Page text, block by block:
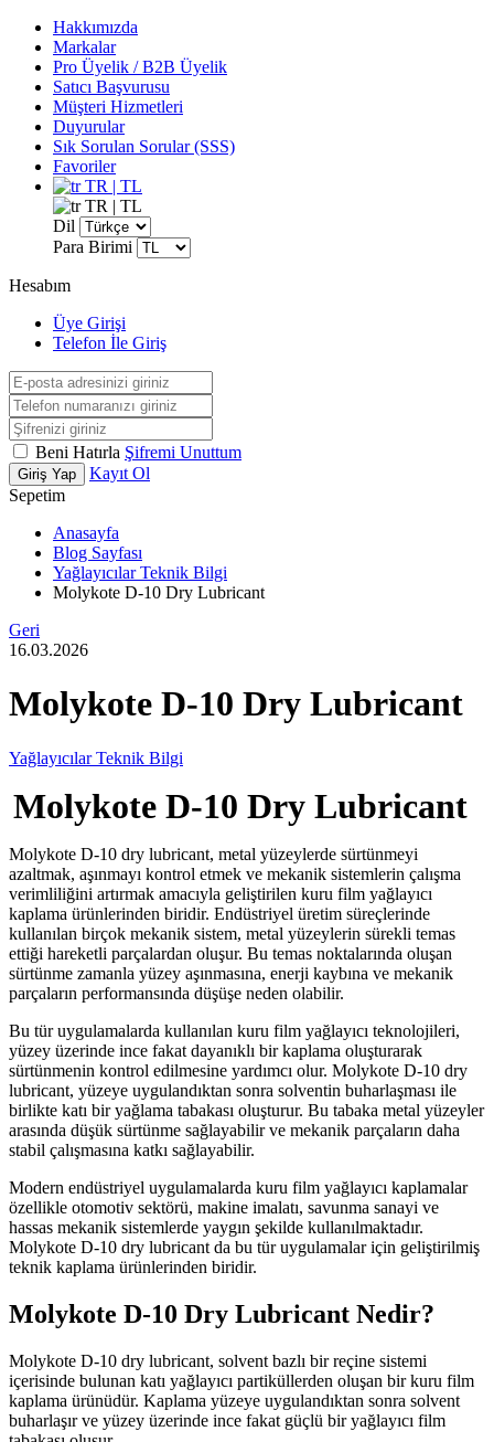
Hakkımızda
Markalar
Pro Üyelik / B2B Üyelik
Satıcı Başvurusu
Müşteri Hizmetleri
Duyurular
Sık Sorulan Sorular (SSS)
Favoriler
TR | TL
TR | TL
Dil
Para Birimi
Hesabım
Üye Girişi
Telefon İle Giriş
Beni Hatırla Şifremi Unuttum
Giriş Yap
Kayıt Ol
Sepetim
Anasayfa
Blog Sayfası
Yağlayıcılar Teknik Bilgi
Molykote D-10 Dry Lubricant
Geri
16.03.2026
Molykote D-10 Dry Lubricant
Yağlayıcılar Teknik Bilgi
Molykote D-10 Dry Lubricant
Molykote D-10 dry lubricant, metal yüzeylerde sürtünmeyi
azaltmak, aşınmayı kontrol etmek ve mekanik sistemlerin çalışma
verimliliğini artırmak amacıyla geliştirilen kuru film yağlayıcı
kaplama ürünlerinden biridir. Endüstriyel üretim süreçlerinde
kullanılan birçok mekanik sistem, metal yüzeylerin sürekli temas
ettiği hareketli parçalardan oluşur. Bu temas noktalarında oluşan
sürtünme zamanla yüzey aşınmasına, enerji kaybına ve mekanik
parçaların performansında düşüşe neden olabilir.
Bu tür uygulamalarda kullanılan kuru film yağlayıcı teknolojileri,
yüzey üzerinde ince fakat dayanıklı bir kaplama oluşturarak
sürtünmenin kontrol edilmesine yardımcı olur. Molykote D-10 dry
lubricant, yüzeye uygulandıktan sonra solventin buharlaşması ile
birlikte katı bir yağlama tabakası oluşturur. Bu tabaka metal yüzeyler
arasında düşük sürtünme sağlayabilir ve mekanik parçaların daha
stabil çalışmasına katkı sağlayabilir.
Modern endüstriyel uygulamalarda kuru film yağlayıcı kaplamalar
özellikle otomotiv sektörü, makine imalatı, savunma sanayi ve
hassas mekanik sistemlerde yaygın şekilde kullanılmaktadır.
Molykote D-10 dry lubricant da bu tür uygulamalar için geliştirilmiş
teknik kaplama ürünlerinden biridir.
Molykote D-10 Dry Lubricant Nedir?
Molykote D-10 dry lubricant, solvent bazlı bir reçine sistemi
içerisinde bulunan katı yağlayıcı partiküllerden oluşan bir kuru film
kaplama ürünüdür. Kaplama yüzeye uygulandıktan sonra solvent
buharlaşır ve yüzey üzerinde ince fakat güçlü bir yağlayıcı film